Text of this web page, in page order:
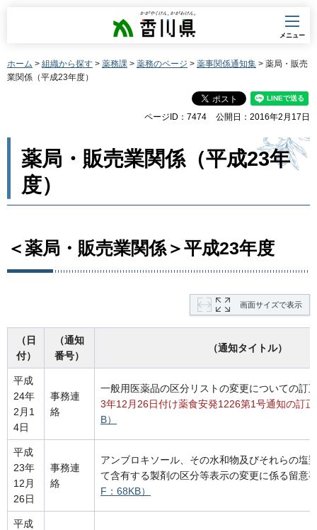
香川県
メニュー
ホーム > 組織から探す > 薬務課 > 薬務のページ > 薬事関係通知集 > 薬局・販売
業関係（平成23年度）
ページID：7474 公開日：2016年2月17日
薬局・販売業関係（平成23年
度）
＜薬局・販売業関係＞平成23年度
画面サイズで表示
（日
付）
（通知
番号）
（通知タイトル）
平成
24年
2月1
4日
事務連
絡
一般用医薬品の区分リストの変更についての訂
3年12月26日付け薬食安発1226第1号通知の訂
B）
平成
23年
12月
26日
事務連
絡
アンブロキソール、その水和物及びそれらの塩
て含有する製剤の区分等表示の変更に係る留意
F：68KB）
平成